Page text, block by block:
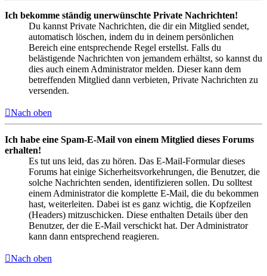
Ich bekomme ständig unerwünschte Private Nachrichten!
Du kannst Private Nachrichten, die dir ein Mitglied sendet,
automatisch löschen, indem du in deinem persönlichen
Bereich eine entsprechende Regel erstellst. Falls du
belästigende Nachrichten von jemandem erhältst, so kannst du
dies auch einem Administrator melden. Dieser kann dem
betreffenden Mitglied dann verbieten, Private Nachrichten zu
versenden.
Nach oben
Ich habe eine Spam-E-Mail von einem Mitglied dieses Forums
erhalten!
Es tut uns leid, das zu hören. Das E-Mail-Formular dieses
Forums hat einige Sicherheitsvorkehrungen, die Benutzer, die
solche Nachrichten senden, identifizieren sollen. Du solltest
einem Administrator die komplette E-Mail, die du bekommen
hast, weiterleiten. Dabei ist es ganz wichtig, die Kopfzeilen
(Headers) mitzuschicken. Diese enthalten Details über den
Benutzer, der die E-Mail verschickt hat. Der Administrator
kann dann entsprechend reagieren.
Nach oben